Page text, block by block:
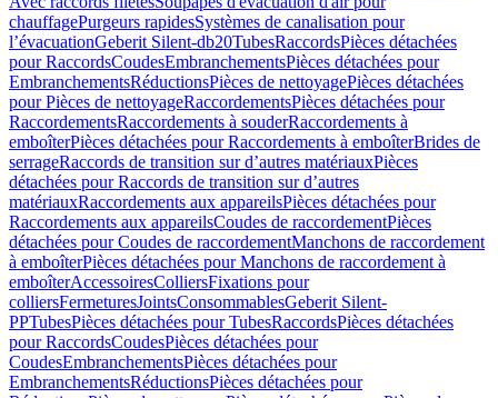
chauffagePurgeurs rapidesSystèmes de canalisation pour
l’évacuationGeberit Silent-db20TubesRaccordsPièces détachées
pour RaccordsCoudesEmbranchementsPièces détachées pour
EmbranchementsRéductionsPièces de nettoyagePièces détachées
pour Pièces de nettoyageRaccordementsPièces détachées pour
RaccordementsRaccordements à souderRaccordements à
emboîterPièces détachées pour Raccordements à emboîterBrides de
serrageRaccords de transition sur d’autres matériauxPièces
détachées pour Raccords de transition sur d’autres
matériauxRaccordements aux appareilsPièces détachées pour
Raccordements aux appareilsCoudes de raccordementPièces
détachées pour Coudes de raccordementManchons de raccordement
à emboîterPièces détachées pour Manchons de raccordement à
emboîterAccessoiresColliersFixations pour
colliersFermeturesJointsConsommablesGeberit Silent-
PPTubesPièces détachées pour TubesRaccordsPièces détachées
pour RaccordsCoudesPièces détachées pour
CoudesEmbranchementsPièces détachées pour
EmbranchementsRéductionsPièces détachées pour